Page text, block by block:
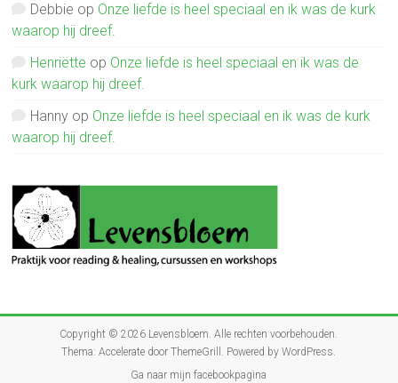
Debbie op Onze liefde is heel speciaal en ik was de kurk
waarop hij dreef.
Henriëtte op Onze liefde is heel speciaal en ik was de
kurk waarop hij dreef.
Hanny op Onze liefde is heel speciaal en ik was de kurk
waarop hij dreef.
Copyright © 2026 Levensbloem . Alle rechten voorbehouden.
Thema:Accelerate door ThemeGrill. Powered byWordPress
Ga naar mijn facebookpagina